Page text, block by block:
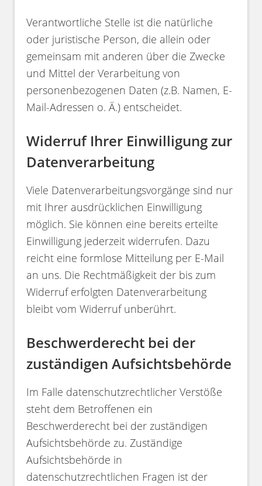
Verantwortliche Stelle ist die natürliche
oder juristische Person, die allein oder
gemeinsam mit anderen über die Zwecke
und Mittel der Verarbeitung von
personenbezogenen Daten (z.B. Namen, E-
Mail-Adressen o. Ä.) entscheidet.
Widerruf Ihrer Einwilligung zur
Datenverarbeitung
Viele Datenverarbeitungsvorgänge sind nur
mit Ihrer ausdrücklichen Einwilligung
möglich. Sie können eine bereits erteilte
Einwilligung jederzeit widerrufen. Dazu
reicht eine formlose Mitteilung per E-Mail
an uns. Die Rechtmäßigkeit der bis zum
Widerruf erfolgten Datenverarbeitung
bleibt vom Widerruf unberührt.
Beschwerderecht bei der
zuständigen Aufsichtsbehörde
Im Falle datenschutzrechtlicher Verstöße
steht dem Betroffenen ein
Beschwerderecht bei der zuständigen
Aufsichtsbehörde zu. Zuständige
Aufsichtsbehörde in
datenschutzrechtlichen Fragen ist der